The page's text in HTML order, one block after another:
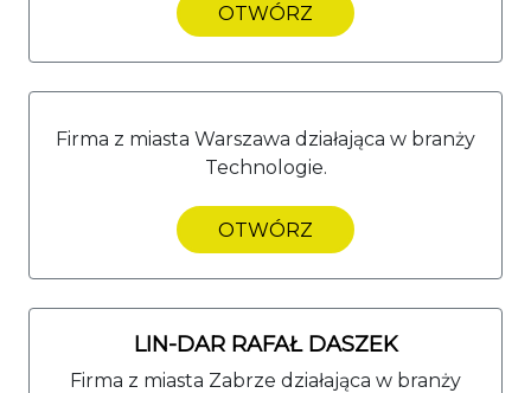
OTWÓRZ
Firma z miasta Warszawa działająca w branży
Technologie.
OTWÓRZ
LIN-DAR RAFAŁ DASZEK
Firma z miasta Zabrze działająca w branży